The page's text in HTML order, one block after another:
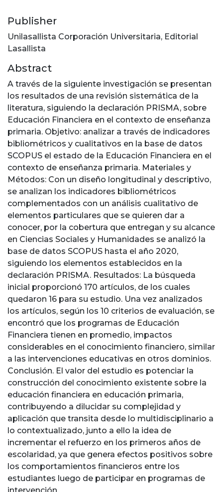
Publisher
Unilasallista Corporación Universitaria, Editorial
Lasallista
Abstract
A través de la siguiente investigación se presentan
los resultados de una revisión sistemática de la
literatura, siguiendo la declaración PRISMA, sobre
Educación Financiera en el contexto de enseñanza
primaria. Objetivo: analizar a través de indicadores
bibliométricos y cualitativos en la base de datos
SCOPUS el estado de la Educación Financiera en el
contexto de enseñanza primaria. Materiales y
Métodos: Con un diseño longitudinal y descriptivo,
se analizan los indicadores bibliométricos
complementados con un análisis cualitativo de
elementos particulares que se quieren dar a
conocer, por la cobertura que entregan y su alcance
en Ciencias Sociales y Humanidades se analizó la
base de datos SCOPUS hasta el año 2020,
siguiendo los elementos establecidos en la
declaración PRISMA. Resultados: La búsqueda
inicial proporcionó 170 artículos, de los cuales
quedaron 16 para su estudio. Una vez analizados
los artículos, según los 10 criterios de evaluación, se
encontró que los programas de Educación
Financiera tienen en promedio, impactos
considerables en el conocimiento financiero, similar
a las intervenciones educativas en otros dominios.
Conclusión. El valor del estudio es potenciar la
construcción del conocimiento existente sobre la
educación financiera en educación primaria,
contribuyendo a dilucidar su complejidad y
aplicación que transita desde lo multidisciplinario a
lo contextualizado, junto a ello la idea de
incrementar el refuerzo en los primeros años de
escolaridad, ya que genera efectos positivos sobre
los comportamientos financieros entre los
estudiantes luego de participar en programas de